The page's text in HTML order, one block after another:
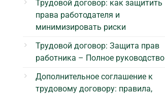
Трудовой договор: как защитить
права работодателя и
минимизировать риски
Трудовой договор: Защита прав
работника – Полное руководство
Дополнительное соглашение к
трудовому договору: правила,